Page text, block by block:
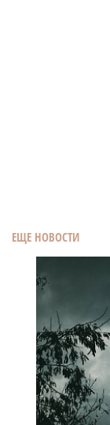
ЕЩЕ НОВОСТИ